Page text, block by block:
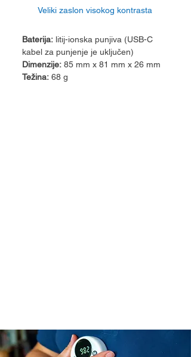
Veliki zaslon visokog kontrasta
Baterija: litij-ionska punjiva (USB-C
kabel za punjenje je uključen)
Dimenzije: 85 mm x 81 mm x 26 mm
Težina: 68 g